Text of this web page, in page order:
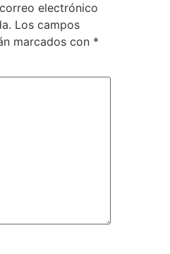
electrónico
Los campos
marcados con *